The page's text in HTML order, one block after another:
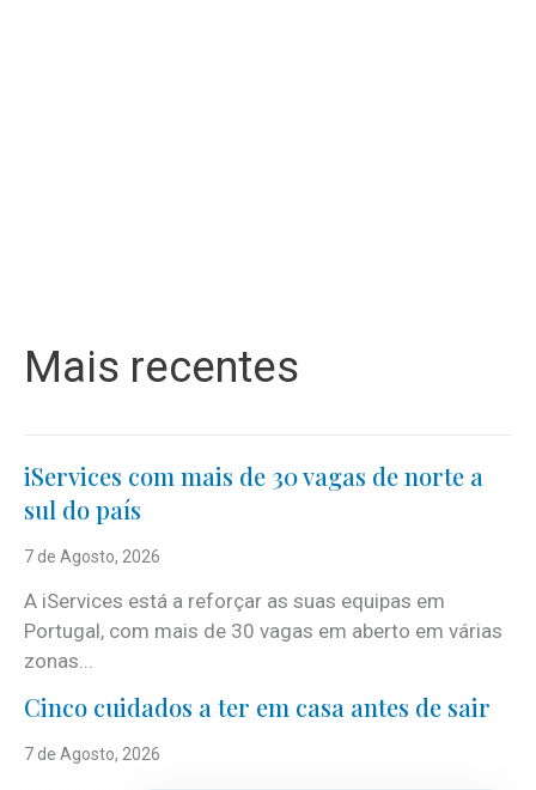
Mais recentes
iServices com mais de 30 vagas de norte a
sul do país
7 de Agosto, 2026
A iServices está a reforçar as suas equipas em
Portugal, com mais de 30 vagas em aberto em várias
zonas...
Cinco cuidados a ter em casa antes de sair
7 de Agosto, 2026